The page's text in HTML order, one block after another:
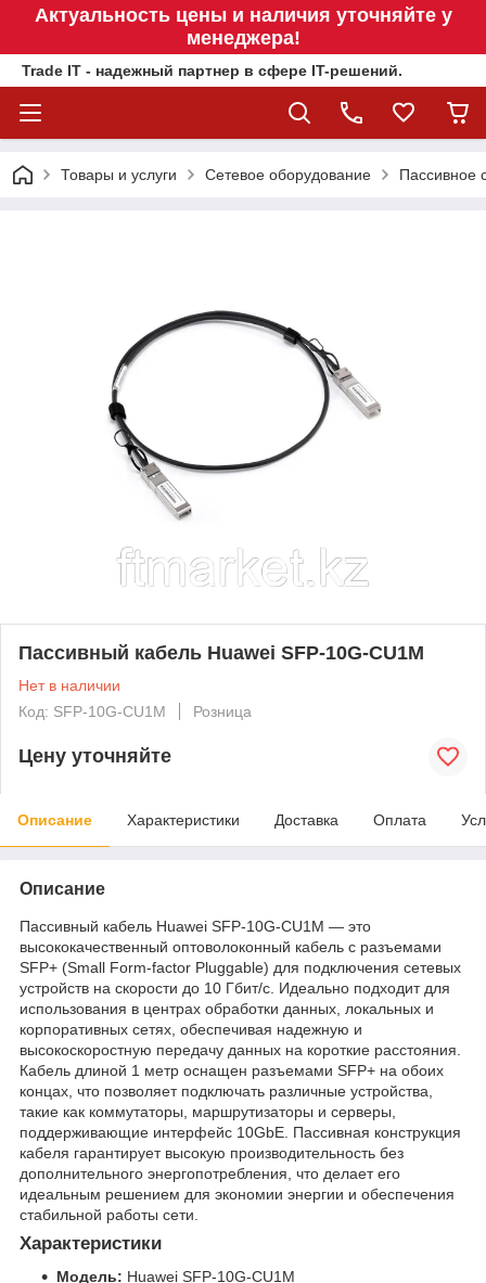
Актуальность цены и наличия уточняйте у
менеджера!
Trade IT - надежный партнер в сфере IT-решений.
Товары и услуги Сетевое оборудование Пассивное
Пассивный кабель Huawei SFP-10G-CU1M
Нет в наличии
Код: SFP-10G-CU1M
Розница
Цену уточняйте
Описание Характеристики Доставка Оплата
Описание
Пассивный кабель Huawei SFP-10G-CU1M — это
высококачественный оптоволоконный кабель с разъемами
SFP+ (Small Form-factor Pluggable) для подключения сетевых
устройств на скорости до 10 Гбит/с. Идеально подходит для
использования в центрах обработки данных, локальных и
корпоративных сетях, обеспечивая надежную и
высокоскоростную передачу данных на короткие расстояния.
Кабель длиной 1 метр оснащен разъемами SFP+ на обоих
концах, что позволяет подключать различные устройства,
такие как коммутаторы, маршрутизаторы и серверы,
поддерживающие интерфейс 10GbE. Пассивная конструкция
кабеля гарантирует высокую производительность без
дополнительного энергопотребления, что делает его
идеальным решением для экономии энергии и обеспечения
стабильной работы сети.
Характеристики
Модель: Huawei SFP-10G-CU1M